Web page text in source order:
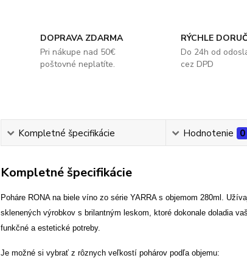
DOPRAVA ZDARMA
Pri nákupe nad 50€
poštovné neplatíte.
RÝCHLE
Do 24h od
cez DPD
Kompletné špecifikácie Hodnotenie 0
Kompletné špecifikácie
Poháre RONA na biele víno zo série YARRA s objemom 280ml.
sklenených výrobkov s brilantným leskom, ktoré dokonale doladia
funkčné a estetické potreby.
Je možné si vybrať z rôznych veľkostí pohárov podľa objemu: